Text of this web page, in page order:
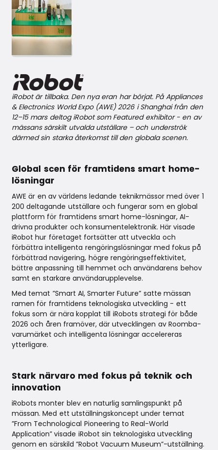
iRobot är tillbaka. Den nya eran har börjat. På Appliances
& Electronics World Expo (AWE) 2026 i Shanghai från den
12–15 mars deltog iRobot som Featured exhibitor - en av
mässans särskilt utvalda utställare – och underströk
därmed sin starka återkomst till den globala scenen.
Global scen för framtidens smart home-
lösningar
AWE är en av världens ledande teknikmässor med över 1
200 deltagande utställare och fungerar som en global
plattform för framtidens smart home-lösningar, AI-
drivna produkter och konsumentelektronik. Här visade
iRobot hur företaget fortsätter att utveckla och
förbättra intelligenta rengöringslösningar med fokus på
förbättrad navigering, högre rengöringseffektivitet,
bättre anpassning till hemmet och användarens behov
samt en starkare användarupplevelse.
Med temat ”Smart AI, Smarter Future” satte mässan
ramen för framtidens teknologiska utveckling - ett
fokus som är nära kopplat till iRobots strategi för både
2026 och åren framöver, där utvecklingen av Roomba-
varumärket och intelligenta lösningar accelereras
ytterligare.
Stark närvaro med fokus på teknik och
innovation
iRobots monter blev en naturlig samlingspunkt på
mässan. Med ett utställningskoncept under temat
”From Technological Pioneering to Real-World
Application” visade iRobot sin teknologiska utveckling
genom en särskild ”Robot Vacuum Museum”-utställning.